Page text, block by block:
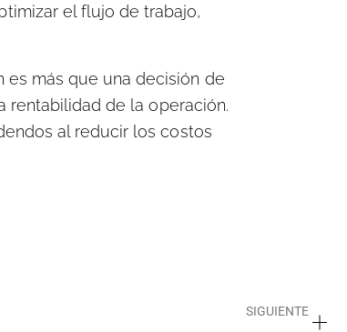
el flujo de trabajo,
más que una decisión de
rentabilidad de la operación.
al reducir los costos
SIGUIENTE